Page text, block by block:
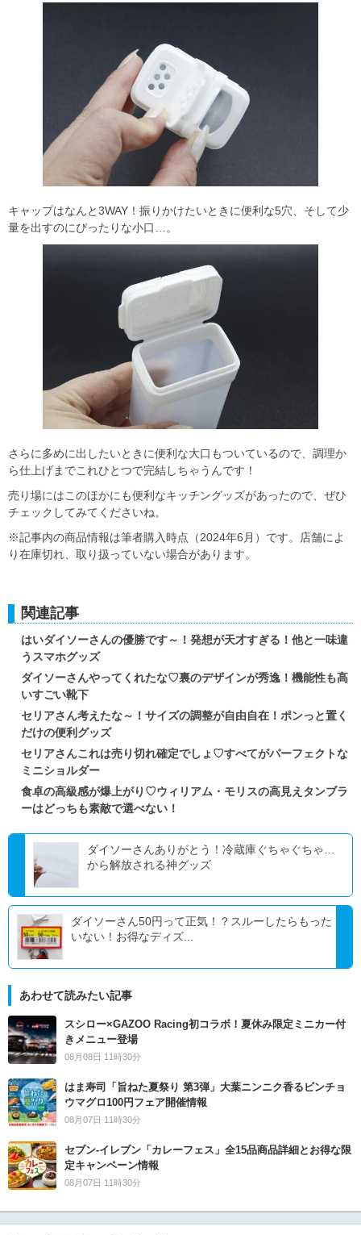
キャップはなんと3WAY！振りかけたいときに便利な5穴、そして少
量を出すのにぴったりな小口…。
さらに多めに出したいときに便利な大口もついているので、調理か
ら仕上げまでこれひとつで完結しちゃうんです！
売り場にはこのほかにも便利なキッチングッズがあったので、ぜひ
チェックしてみてくださいね。
※記事内の商品情報は筆者購入時点（2024年6月）です。店舗によ
り在庫切れ、取り扱っていない場合があります。
関連記事
はいダイソーさんの優勝です～！発想が天才すぎる！他と一味違
うスマホグッズ
ダイソーさんやってくれたな♡裏のデザインが秀逸！機能性も高
いすごい靴下
セリアさん考えたな～！サイズの調整が自由自在！ポンっと置く
だけの便利グッズ
セリアさんこれは売り切れ確定でしょ♡すべてがパーフェクトな
ミニショルダー
食卓の高級感が爆上がり♡ウィリアム・モリスの高見えタンブラ
ーはどっちも素敵で選べない！
ダイソーさんありがとう！冷蔵庫ぐちゃぐちゃ…
から解放される神グッズ
ダイソーさん50円って正気！？スルーしたらもった
いない！お得なディズ...
あわせて読みたい記事
スシロー×GAZOO Racing初コラボ！夏休み限定ミニカー付
きメニュー登場
08月08日 11時30分
はま寿司「旨ねた夏祭り 第3弾」大葉ニンニク香るビンチョ
ウマグロ100円フェア開催情報
08月07日 11時30分
セブン‐イレブン「カレーフェス」全15品商品詳細とお得な限
定キャンペーン情報
08月07日 11時30分